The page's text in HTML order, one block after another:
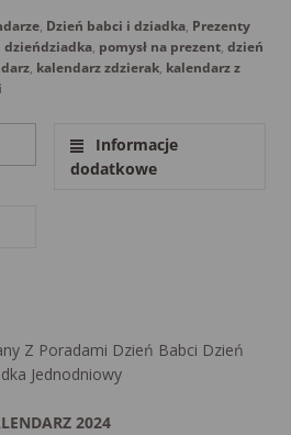
, Dzień babci i dziadka, Prezenty
dzieńdziadka, pomysł na prezent, dzień
, kalendarz zdzierak, kalendarz z
Informacje
dodatkowe
Z Poradami Dzień Babci Dzień
Jednodniowy
2024